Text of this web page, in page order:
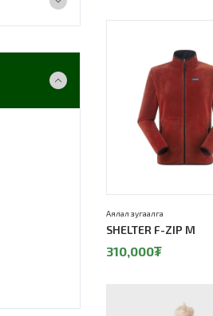
SHELTER F-ZIP M
Аялал зугаалга
310,000₮